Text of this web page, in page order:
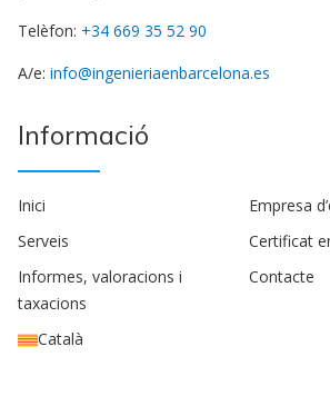
Telèfon: +34 669 35 52 90
A/e: info@ingenieriaenbarcelona.es
Informació
Inici
Empresa
Serveis
Certificat
Informes, valoracions i
taxacions
Contacte
Català